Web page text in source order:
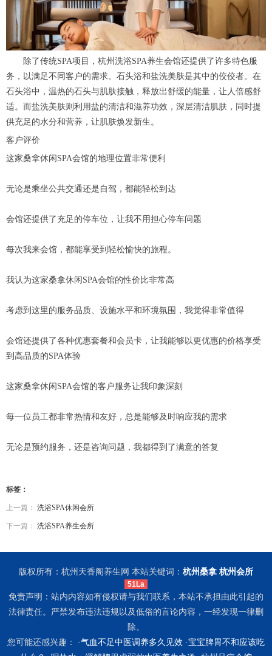
除了传统SPA项目，杭州洗浴SPA养生会馆还提供了许多特色服
务，以满足不同客户的需求。石头浴和盐洗美肤是其中的佼佼者。在
石头浴中，温热的石头与肌肤接触，释放出舒缓的能量，让人倍感舒
适。而盐洗美肤则利用盐的清洁和滋养功效，深层清洁肌肤，同时提
供充足的水分和营养，让肌肤焕发新生。
客户评价
这家桑拿休闲SPA会馆的地理位置非常便利
无论是乘坐公共交通还是自驾，都能轻松到达
会馆还提供了充足的停车位，让我不用担心停车问题
每次我来会馆，都能享受到轻松愉快的旅程。
我认为这家桑拿休闲SPA会馆的性价比非常高
考虑到这里的服务品质、设施水平和环境氛围，我觉得非常值得
会馆还提供了各种优惠套餐和会员卡，让我能够以更优惠的价格享受
到高品质的SPA体验
这家桑拿休闲SPA会馆的客户服务让我印象深刻
每一位员工都非常热情和友好，总是能够及时响应我的需求
无论是预约服务，还是咨询问题，我都得到了满意的答复
标签：
上一篇： 洗浴SPA休闲会所
下一篇： 洗浴SPA养生会所
版权所有：杭州天香阁养生网 本站关键词： 杭州桑拿 杭州会所
51La
免责声明：站内内容如有侵权请与我们联系，本站不承担由此引起的
法律责任。严禁发布违法违规以及低俗的言论内容，一经发现一律删
除。
您可能还感兴趣： ·气血不足中医调养多久见效 ·宝宝脾胃不和应该吃